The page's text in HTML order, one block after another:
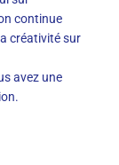
continue
créativité sur
avez une